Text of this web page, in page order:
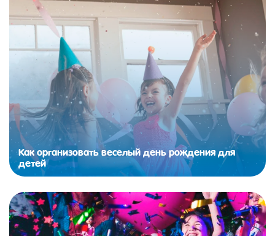
Как организовать веселый день рождения для
детей